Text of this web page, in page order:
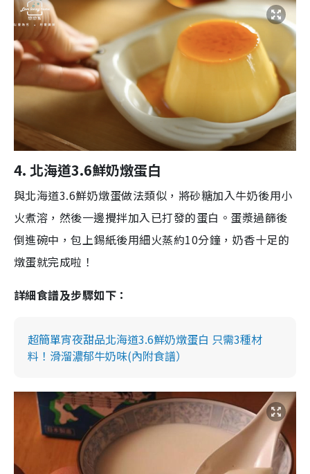
4. 北海道3.6鮮奶燉蛋白
與北海道3.6鮮奶燉蛋做法類似，將砂糖加入牛奶後用小
火煮溶，然後一邊攪拌加入已打發的蛋白。蛋漿過篩後
倒進碗中，包上錫紙後用細火蒸約10分鐘，奶香十足的
燉蛋就完成啦！
詳細食譜及步驟如下：
超簡單宵夜甜品北海道3.6鮮奶燉蛋白 只需3種材
料！滑溜濃郁牛奶味(內附食譜）